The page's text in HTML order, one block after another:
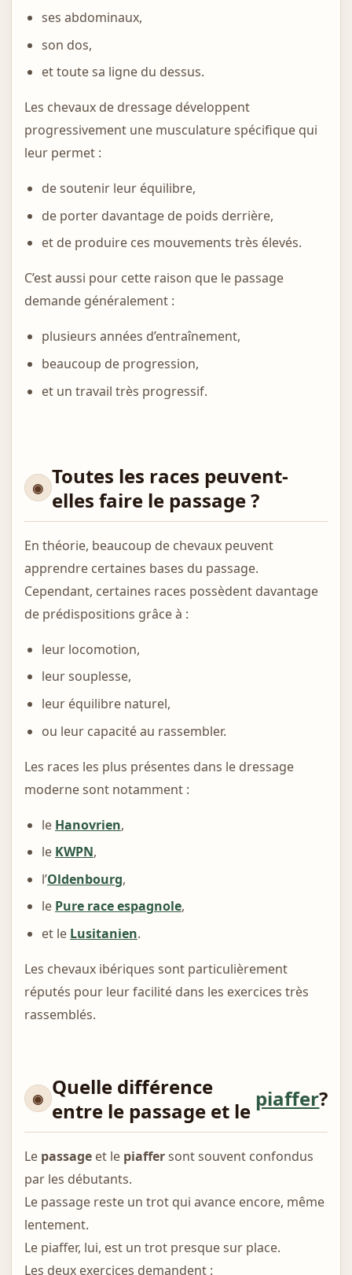
ses abdominaux,
son dos,
et toute sa ligne du dessus.
Les chevaux de dressage développent
progressivement une musculature spécifique qui
leur permet :
de soutenir leur équilibre,
de porter davantage de poids derrière,
et de produire ces mouvements très élevés.
C’est aussi pour cette raison que le passage
demande généralement :
plusieurs années d’entraînement,
beaucoup de progression,
et un travail très progressif.
Toutes les races peuvent-
elles faire le passage ?
En théorie, beaucoup de chevaux peuvent
apprendre certaines bases du passage.
Cependant, certaines races possèdent davantage
de prédispositions grâce à :
leur locomotion,
leur souplesse,
leur équilibre naturel,
ou leur capacité au rassembler.
Les races les plus présentes dans le dressage
moderne sont notamment :
le Hanovrien,
le KWPN,
l’Oldenbourg,
le Pure race espagnole,
et le Lusitanien.
Les chevaux ibériques sont particulièrement
réputés pour leur facilité dans les exercices très
rassemblés.
Quelle différence
entre le passage et le piaffer?
Le passageet le piaffersont souvent confondus
par les débutants.
Le passage reste un trot qui avance encore, même
lentement.
Le piaffer, lui, est un trot presque sur place.
Les deux exercices demandent :